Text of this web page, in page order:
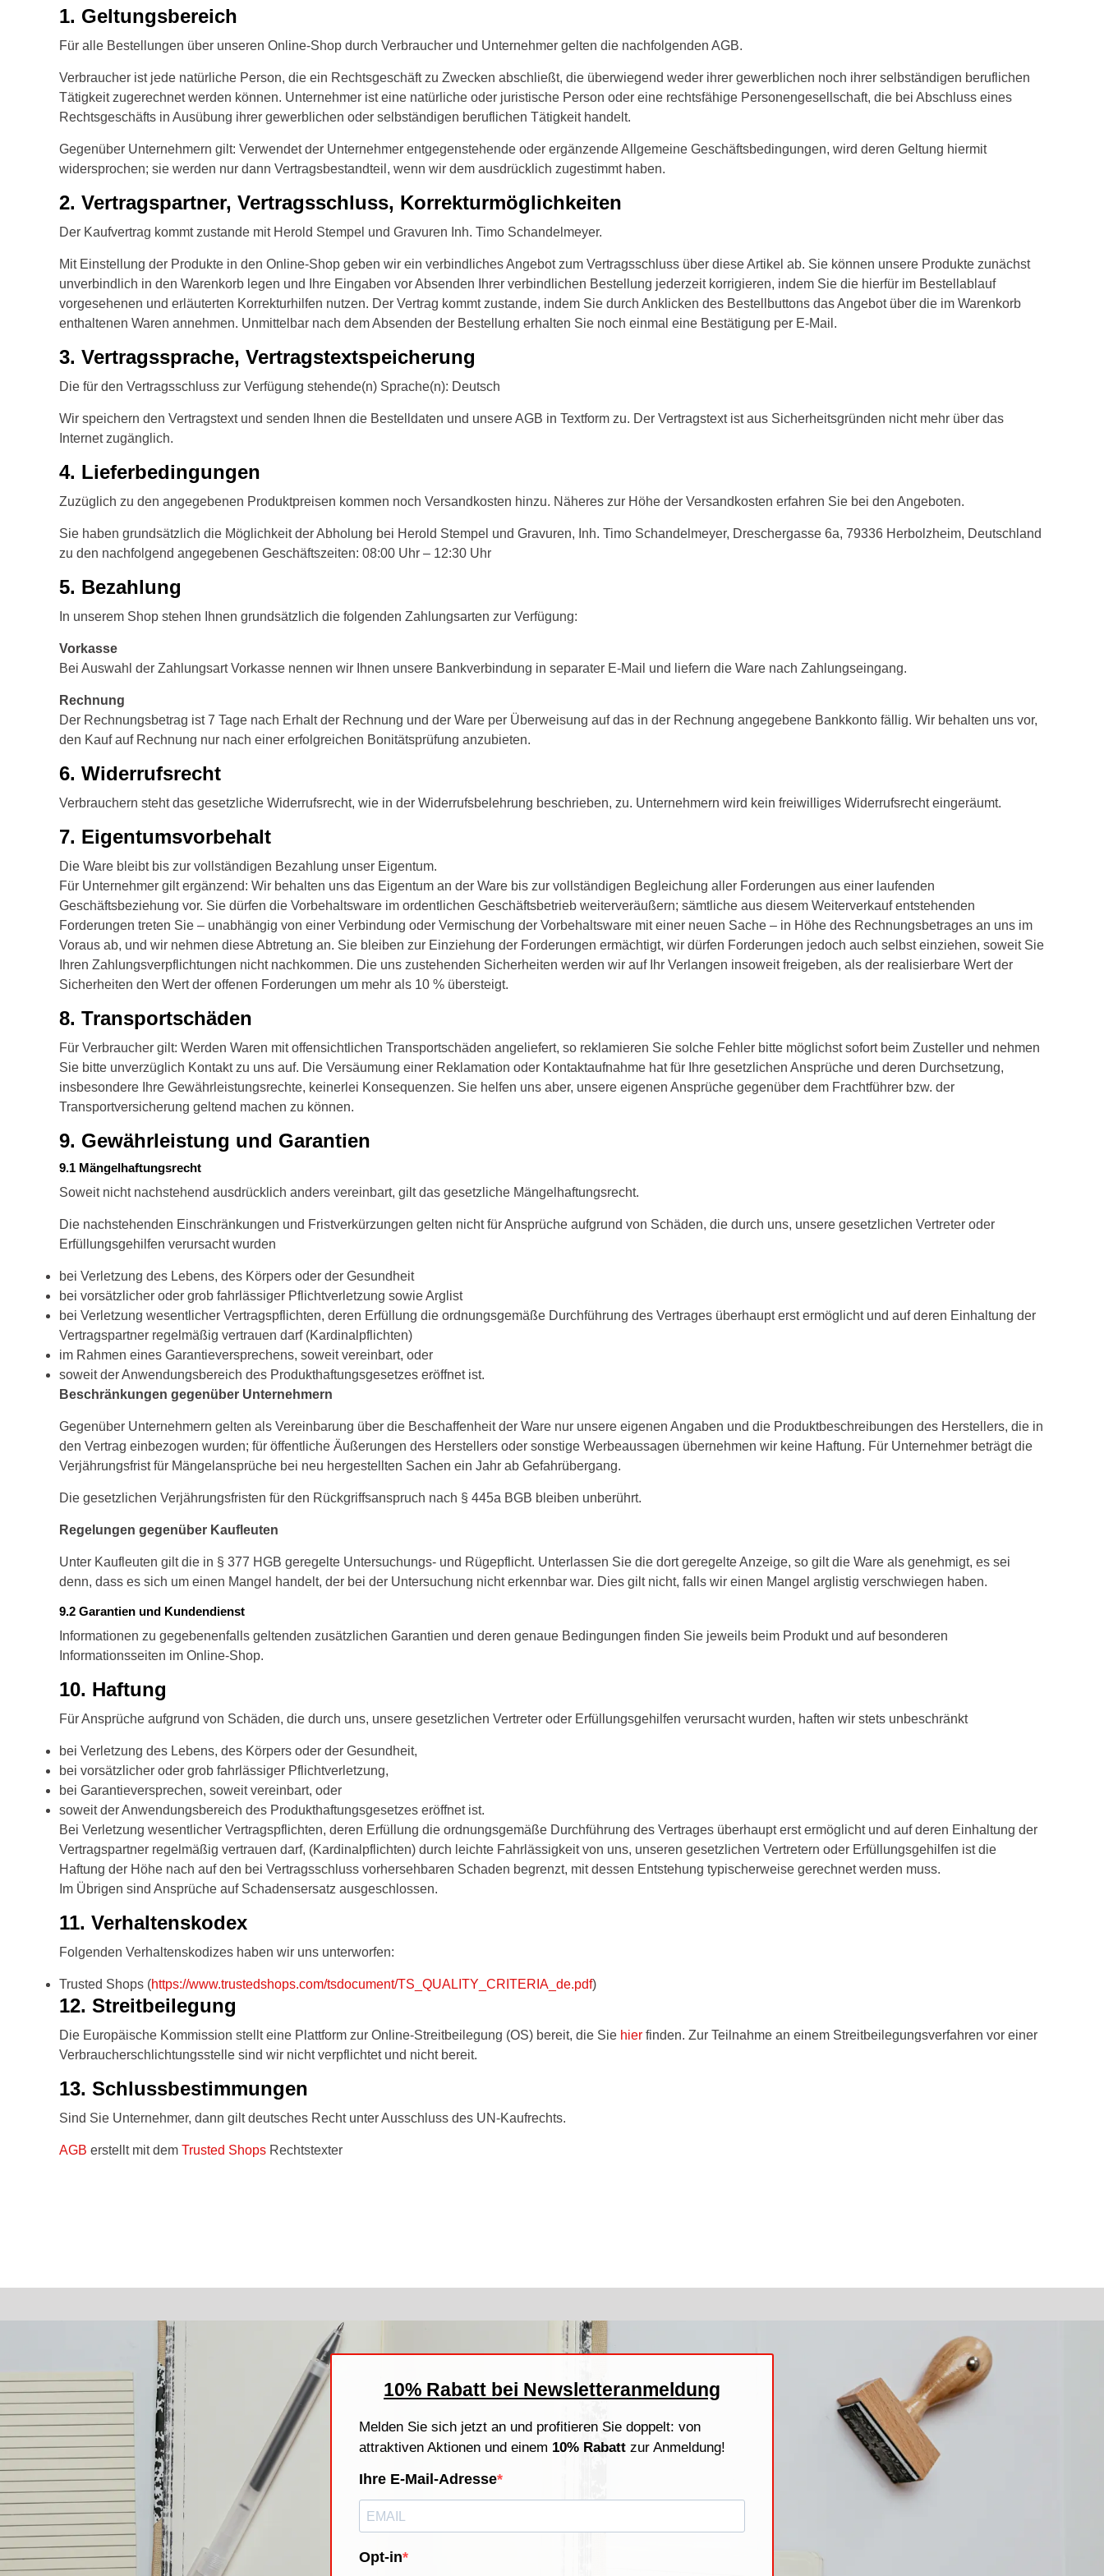
1. Geltungsbereich
Für alle Bestellungen über unseren Online-Shop durch Verbraucher und Unternehmer gelten die nachfolgenden AGB.
Verbraucher ist jede natürliche Person, die ein Rechtsgeschäft zu Zwecken abschließt, die überwiegend weder ihrer gewerblichen noch ihrer selbständigen beruflichen
Tätigkeit zugerechnet werden können. Unternehmer ist eine natürliche oder juristische Person oder eine rechtsfähige Personengesellschaft, die bei Abschluss eines
Rechtsgeschäfts in Ausübung ihrer gewerblichen oder selbständigen beruflichen Tätigkeit handelt.
Gegenüber Unternehmern gilt: Verwendet der Unternehmer entgegenstehende oder ergänzende Allgemeine Geschäftsbedingungen, wird deren Geltung hiermit
widersprochen; sie werden nur dann Vertragsbestandteil, wenn wir dem ausdrücklich zugestimmt haben.
2. Vertragspartner, Vertragsschluss, Korrekturmöglichkeiten
Der Kaufvertrag kommt zustande mit Herold Stempel und Gravuren Inh. Timo Schandelmeyer.
Mit Einstellung der Produkte in den Online-Shop geben wir ein verbindliches Angebot zum Vertragsschluss über diese Artikel ab. Sie können unsere Produkte zunächst
unverbindlich in den Warenkorb legen und Ihre Eingaben vor Absenden Ihrer verbindlichen Bestellung jederzeit korrigieren, indem Sie die hierfür im Bestellablauf
vorgesehenen und erläuterten Korrekturhilfen nutzen. Der Vertrag kommt zustande, indem Sie durch Anklicken des Bestellbuttons das Angebot über die im Warenkorb
enthaltenen Waren annehmen. Unmittelbar nach dem Absenden der Bestellung erhalten Sie noch einmal eine Bestätigung per E-Mail.
3. Vertragssprache, Vertragstextspeicherung
Die für den Vertragsschluss zur Verfügung stehende(n) Sprache(n): Deutsch
Wir speichern den Vertragstext und senden Ihnen die Bestelldaten und unsere AGB in Textform zu. Der Vertragstext ist aus Sicherheitsgründen nicht mehr über das
Internet zugänglich.
4. Lieferbedingungen
Zuzüglich zu den angegebenen Produktpreisen kommen noch Versandkosten hinzu. Näheres zur Höhe der Versandkosten erfahren Sie bei den Angeboten.
Sie haben grundsätzlich die Möglichkeit der Abholung bei Herold Stempel und Gravuren, Inh. Timo Schandelmeyer, Dreschergasse 6a, 79336 Herbolzheim, Deutschland
zu den nachfolgend angegebenen Geschäftszeiten: 08:00 Uhr – 12:30 Uhr
5. Bezahlung
In unserem Shop stehen Ihnen grundsätzlich die folgenden Zahlungsarten zur Verfügung:
Vorkasse
Bei Auswahl der Zahlungsart Vorkasse nennen wir Ihnen unsere Bankverbindung in separater E-Mail und liefern die Ware nach Zahlungseingang.
Rechnung
Der Rechnungsbetrag ist 7 Tage nach Erhalt der Rechnung und der Ware per Überweisung auf das in der Rechnung angegebene Bankkonto fällig. Wir behalten uns vor,
den Kauf auf Rechnung nur nach einer erfolgreichen Bonitätsprüfung anzubieten.
6. Widerrufsrecht
Verbrauchern steht das gesetzliche Widerrufsrecht, wie in der Widerrufsbelehrung beschrieben, zu. Unternehmern wird kein freiwilliges Widerrufsrecht eingeräumt.
7. Eigentumsvorbehalt​​​​​​​
Die Ware bleibt bis zur vollständigen Bezahlung unser Eigentum.
Für Unternehmer gilt ergänzend: Wir behalten uns das Eigentum an der Ware bis zur vollständigen Begleichung aller Forderungen aus einer laufenden
Geschäftsbeziehung vor. Sie dürfen die Vorbehaltsware im ordentlichen Geschäftsbetrieb weiterveräußern; sämtliche aus diesem Weiterverkauf entstehenden
Forderungen treten Sie – unabhängig von einer Verbindung oder Vermischung der Vorbehaltsware mit einer neuen Sache – in Höhe des Rechnungsbetrages an uns im
Voraus ab, und wir nehmen diese Abtretung an. Sie bleiben zur Einziehung der Forderungen ermächtigt, wir dürfen Forderungen jedoch auch selbst einziehen, soweit Sie
Ihren Zahlungsverpflichtungen nicht nachkommen. Die uns zustehenden Sicherheiten werden wir auf Ihr Verlangen insoweit freigeben, als der realisierbare Wert der
Sicherheiten den Wert der offenen Forderungen um mehr als 10 % übersteigt.
8. Transportschäden​​​​​​​
Für Verbraucher gilt: Werden Waren mit offensichtlichen Transportschäden angeliefert, so reklamieren Sie solche Fehler bitte möglichst sofort beim Zusteller und nehmen
Sie bitte unverzüglich Kontakt zu uns auf. Die Versäumung einer Reklamation oder Kontaktaufnahme hat für Ihre gesetzlichen Ansprüche und deren Durchsetzung,
insbesondere Ihre Gewährleistungsrechte, keinerlei Konsequenzen. Sie helfen uns aber, unsere eigenen Ansprüche gegenüber dem Frachtführer bzw. der
Transportversicherung geltend machen zu können.
9. Gewährleistung und Garantien​​​​​​​
9.1 Mängelhaftungsrecht
Soweit nicht nachstehend ausdrücklich anders vereinbart, gilt das gesetzliche Mängelhaftungsrecht.
Die nachstehenden Einschränkungen und Fristverkürzungen gelten nicht für Ansprüche aufgrund von Schäden, die durch uns, unsere gesetzlichen Vertreter oder
Erfüllungsgehilfen verursacht wurden
bei Verletzung des Lebens, des Körpers oder der Gesundheit
bei vorsätzlicher oder grob fahrlässiger Pflichtverletzung sowie Arglist
bei Verletzung wesentlicher Vertragspflichten, deren Erfüllung die ordnungsgemäße Durchführung des Vertrages überhaupt erst ermöglicht und auf deren Einhaltung der
Vertragspartner regelmäßig vertrauen darf (Kardinalpflichten)
im Rahmen eines Garantieversprechens, soweit vereinbart, oder
soweit der Anwendungsbereich des Produkthaftungsgesetzes eröffnet ist.
Beschränkungen gegenüber Unternehmern
Gegenüber Unternehmern gelten als Vereinbarung über die Beschaffenheit der Ware nur unsere eigenen Angaben und die Produktbeschreibungen des Herstellers, die in
den Vertrag einbezogen wurden; für öffentliche Äußerungen des Herstellers oder sonstige Werbeaussagen übernehmen wir keine Haftung. Für Unternehmer beträgt die
Verjährungsfrist für Mängelansprüche bei neu hergestellten Sachen ein Jahr ab Gefahrübergang.
Die gesetzlichen Verjährungsfristen für den Rückgriffsanspruch nach § 445a BGB bleiben unberührt.
Regelungen gegenüber Kaufleuten
Unter Kaufleuten gilt die in § 377 HGB geregelte Untersuchungs- und Rügepflicht. Unterlassen Sie die dort geregelte Anzeige, so gilt die Ware als genehmigt, es sei
denn, dass es sich um einen Mangel handelt, der bei der Untersuchung nicht erkennbar war. Dies gilt nicht, falls wir einen Mangel arglistig verschwiegen haben.
9.2 Garantien und Kundendienst
Informationen zu gegebenenfalls geltenden zusätzlichen Garantien und deren genaue Bedingungen finden Sie jeweils beim Produkt und auf besonderen
Informationsseiten im Online-Shop.
10. Haftung​​​​​​​
Für Ansprüche aufgrund von Schäden, die durch uns, unsere gesetzlichen Vertreter oder Erfüllungsgehilfen verursacht wurden, haften wir stets unbeschränkt
bei Verletzung des Lebens, des Körpers oder der Gesundheit,
bei vorsätzlicher oder grob fahrlässiger Pflichtverletzung,
bei Garantieversprechen, soweit vereinbart, oder
soweit der Anwendungsbereich des Produkthaftungsgesetzes eröffnet ist.
Bei Verletzung wesentlicher Vertragspflichten, deren Erfüllung die ordnungsgemäße Durchführung des Vertrages überhaupt erst ermöglicht und auf deren Einhaltung der
Vertragspartner regelmäßig vertrauen darf, (Kardinalpflichten) durch leichte Fahrlässigkeit von uns, unseren gesetzlichen Vertretern oder Erfüllungsgehilfen ist die
Haftung der Höhe nach auf den bei Vertragsschluss vorhersehbaren Schaden begrenzt, mit dessen Entstehung typischerweise gerechnet werden muss.
Im Übrigen sind Ansprüche auf Schadensersatz ausgeschlossen.
11. Verhaltenskodex​​​​​​​
Folgenden Verhaltenskodizes haben wir uns unterworfen:
Trusted Shops (https://www.trustedshops.com/tsdocument/TS_QUALITY_CRITERIA_de.pdf)
12. Streitbeilegung​​​​​​​
Die Europäische Kommission stellt eine Plattform zur Online-Streitbeilegung (OS) bereit, die Sie hier finden. Zur Teilnahme an einem Streitbeilegungsverfahren vor einer
Verbraucherschlichtungsstelle sind wir nicht verpflichtet und nicht bereit.
13. Schlussbestimmungen​​​​​​​
Sind Sie Unternehmer, dann gilt deutsches Recht unter Ausschluss des UN-Kaufrechts.
AGB erstellt mit dem Trusted Shops Rechtstexter
Stempelkissen
Stempelzubehör